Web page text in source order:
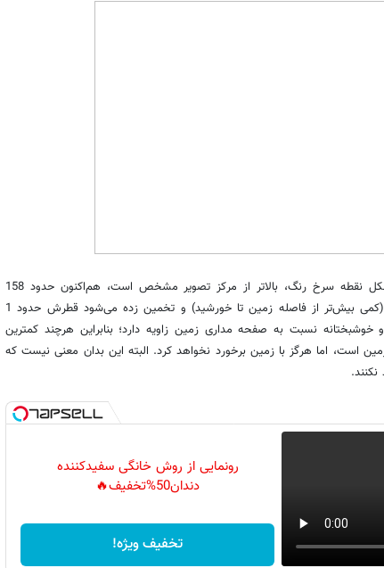
این سیارک که در تصویر فوق به شکل نقطه سرخ رنگ، بالاتر از مرکز تصویر مشخص است، هم‌اکنون حدود 158
میلیون کیلومتر از زمیه فاصله دارد (کمی بیش‌تر از فاصله زمین تا خورشید) و تخمین زده می‌شود قطرش حدود 1
نسبت به صفحه مداری زمین زاویه دارد؛ بنابراین هرچند کمترین
است، اما هرگز با زمین برخورد نخواهد کرد. البته این بدان معنی نیست که
رونمایی از روش خانگی سفیدکننده
دندان50%تخفیف🔥
تخفیف ویژه!